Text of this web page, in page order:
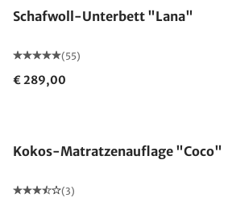
Schafwoll-Unterbett "Lana"
(55)
€ 289,00
Kokos-Matratzenauflage "Coco"
(3)